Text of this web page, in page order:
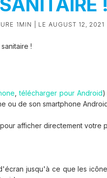
1MIN | LE AUGUST 12, 2021
!
,télécharger pour Android)
ou de son smartphone
afficher directement votre
jusqu'à ce que les